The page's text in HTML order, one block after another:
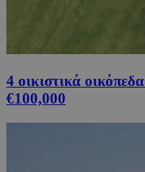
4 οικιστικά
€100,000